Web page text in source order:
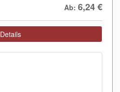
Ab: 6,24€
Details